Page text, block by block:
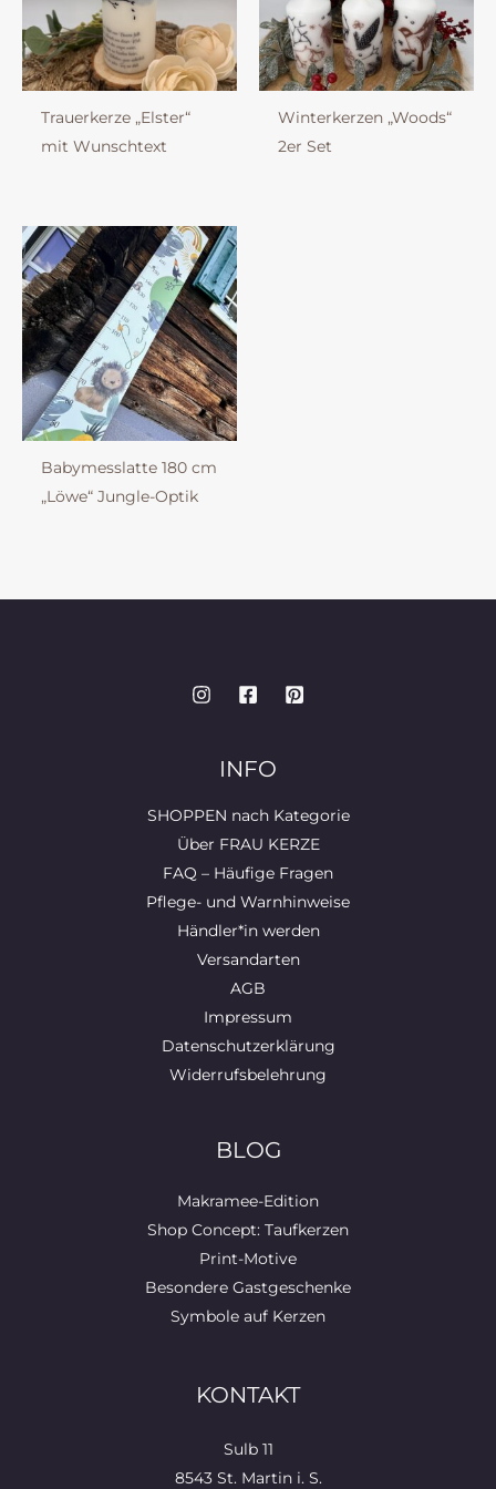
Trauerkerze „Elster“
mit Wunschtext
Winterkerzen „Woods“
2er Set
Babymesslatte 180 cm
„Löwe“ Jungle-Optik
INFO
SHOPPEN nach Kategorie
Über FRAU KERZE
FAQ – Häufige Fragen
Pflege- und Warnhinweise
Händler*in werden
Versandarten
AGB
Impressum
Datenschutzerklärung
Widerrufsbelehrung
BLOG
Makramee-Edition
Shop Concept: Taufkerzen
Print-Motive
Besondere Gastgeschenke
Symbole auf Kerzen
KONTAKT
Sulb 11
8543 St. Martin i. S.